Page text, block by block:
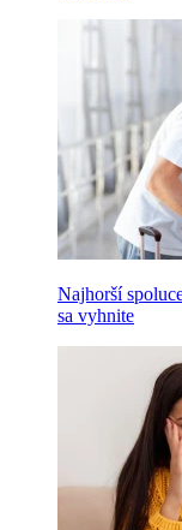
Najhorší
sa vyhnite